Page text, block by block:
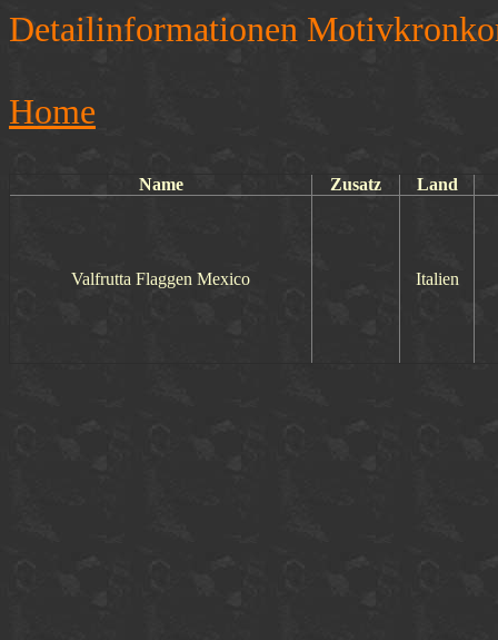
Detailinformationen
Home
Name Zusatz Land
Valfrutta Flaggen Mexico Italien